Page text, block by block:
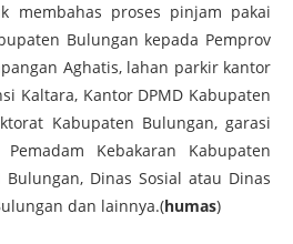
membahas proses pinjam pakai
Bulungan kepada Pemprov
Aghatis, lahan parkir kantor
Kaltara, Kantor DPMD Kabupaten
Kabupaten Bulungan, garasi
Kebakaran Kabupaten
Bulungan, Dinas Sosial atau Dinas
dan lainnya.(humas)